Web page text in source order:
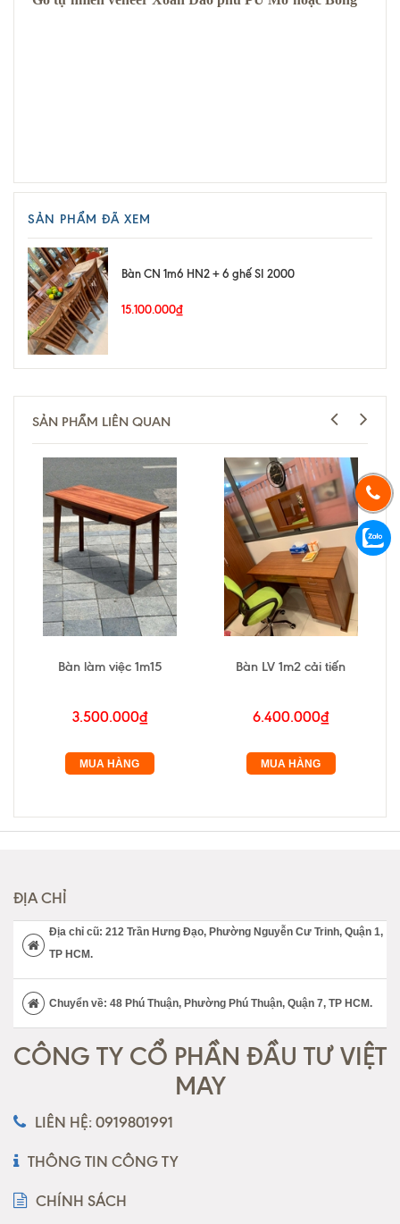
SẢN PHẨM ĐÃ XEM
Bàn CN 1m6 HN2 + 6 ghế SI 2000
15.100.000₫
SẢN PHẨM LIÊN QUAN
Bàn làm việc 1m15
3.500.000₫
MUA HÀNG
Bàn LV 1m2 cải tiến
6.400.000₫
MUA HÀNG
ĐỊA CHỈ
Địa chỉ cũ: 212 Trần Hưng Đạo, Phường Nguyễn Cư Trinh, Quận 1,
TP HCM.
Chuyển về: 48 Phú Thuận, Phường Phú Thuận, Quận 7, TP HCM.
CÔNG TY CỔ PHẦN ĐẦU TƯ VIỆT
MAY
LIÊN HỆ: 0919801991
THÔNG TIN CÔNG TY
CHÍNH SÁCH